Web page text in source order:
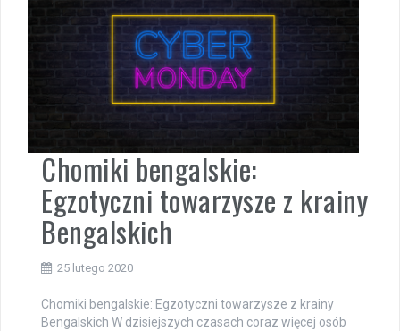
Chomiki bengalskie:
Egzotyczni towarzysze z krainy
Bengalskich
25 lutego 2020
Chomiki bengalskie: Egzotyczni towarzysze z krainy
Bengalskich W dzisiejszych czasach coraz więcej osób